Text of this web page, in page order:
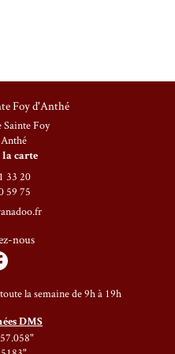
Restez
Foy d'Anthé
Sainte Foy
carte
33 20
59 75
nous
la semaine de 9h à 19h
DMS